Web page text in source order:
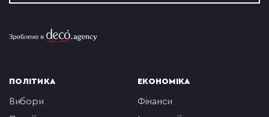
ПОЛІТИКА
вибори
ЕКОНОМІКА
фінанси